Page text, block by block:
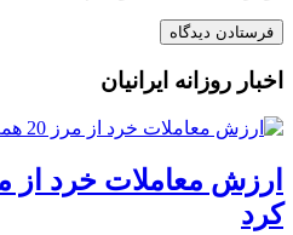
اخبار روزانه ایرانیان
کرد